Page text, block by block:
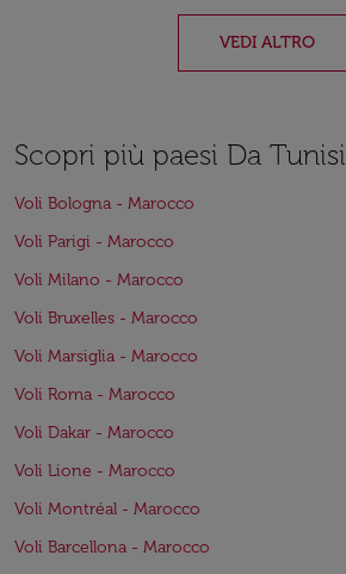
VEDI ALTRO
Scopri più paesi Da Tunisi
Voli Bologna - Marocco
Voli Parigi - Marocco
Voli Milano - Marocco
Voli Bruxelles - Marocco
Voli Marsiglia - Marocco
Voli Roma - Marocco
Voli Dakar - Marocco
Voli Lione - Marocco
Voli Montréal - Marocco
Voli Barcellona - Marocco